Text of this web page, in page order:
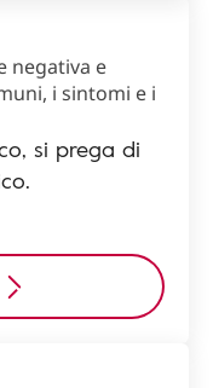
negativa e
i sintomi e i
si prega di